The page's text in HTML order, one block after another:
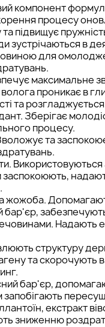
компонент
процесу
підвищує
зустрічаються в
для
максимальне
проникає в
та
Зберігає
процесу.
та
жожоба.
бар'єр,
Надають
структуру
та скорочують
бар'єр,
запобігають
екстракт
зниженню